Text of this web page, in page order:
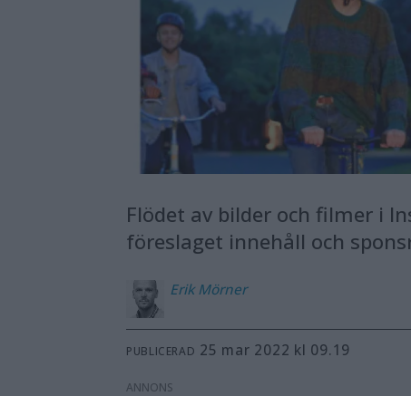
Flödet av bilder och filmer i
föreslaget innehåll och
Erik Mörner
PUBLICERAD 25 mar 2022 kl 09.19
ANNONS